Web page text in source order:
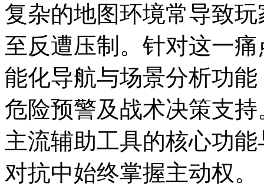
复杂的地图环境常导致
至反遭压制。针对这一
能化导航与场景分析功
危险预警及战术决策支
主流辅助工具的核心功
对抗中始终掌握主动权。